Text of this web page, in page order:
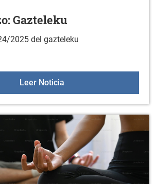
Gazteleku
2025 del gazteleku
Leer Noticia15 de marzo: Gazteleku